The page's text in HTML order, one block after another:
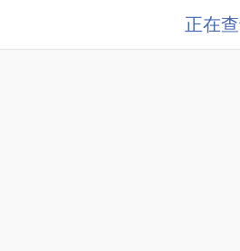
正在